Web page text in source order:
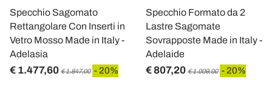
Specchio Sagomato
Rettangolare Con Inserti in
Vetro Mosso Made in Italy -
Adelasia
€ 1.477,60 € 1.847,00 - 20%
Specchio Formato da 2
Lastre Sagomate
Sovrapposte Made in Italy -
Adelaide
€ 807,20 € 1.009,00 - 20%